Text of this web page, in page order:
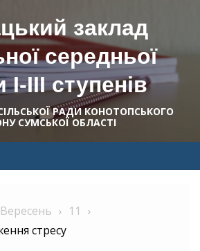
заклад
середньої
ІІІ ступенів
РАДИ КОНОТОПСЬКОГО
СУМСЬКОЇ ОБЛАСТІ
Вересень
11
стресу